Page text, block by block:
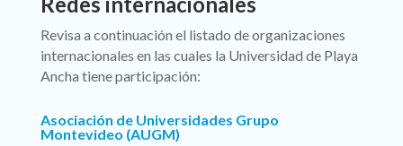
Revisa a continuación el listado de organizaciones
internacionales en las cuales la Universidad de Playa
Ancha tiene participación:
Asociación de Universidades Grupo
Montevideo (AUGM)